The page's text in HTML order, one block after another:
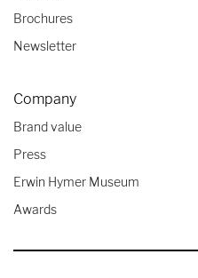
Brochures
Newsletter
Company
Brand value
Press
Erwin Hymer Museum
Awards